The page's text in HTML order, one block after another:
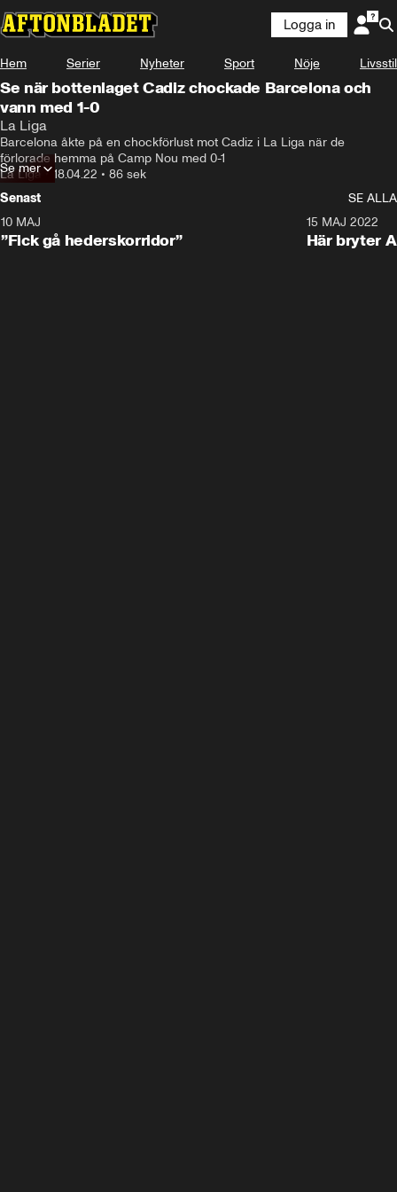
Logga in
Hem Serier Nyheter Sport Nöje Livsstil
Se när bottenlaget Cadiz chockade Barcelona och
vann med 1-0
La Liga
Barcelona åkte på en chockförlust mot Cadiz i La Liga när de
förlorade hemma på Camp Nou med 0-1
La Liga • 18.04.22 • 86 sek
Se mer
Senast
SE ALLA
10 MAJ
”Fick gå hederskorridor”
15 MAJ 2022
Här bryter